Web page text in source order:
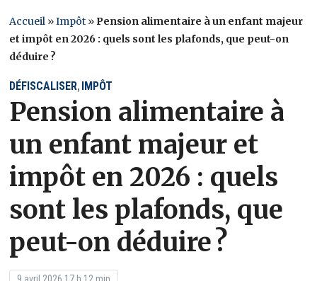
Accueil »Impôt » Pension alimentaire à un enfant majeur
et impôt en 2026 : quels sont les plafonds, que peut-on
déduire ?
DÉFISCALISER, IMPÔT
Pension alimentaire à
un enfant majeur et
impôt en 2026 : quels
sont les plafonds, que
peut-on déduire ?
9 avril 2026 17 h 12 min